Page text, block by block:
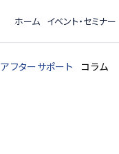
アフターサポート コラム
ホーム イベント・セミナー